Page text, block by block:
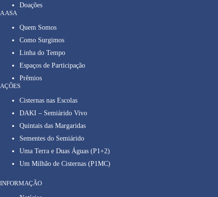
Doações
A ASA
Quem Somos
Como Surgimos
Linha do Tempo
Espaços de Participação
Prêmios
AÇÕES
Cisternas nas Escolas
DAKI – Semiárido Vivo
Quintais das Margaridas
Sementes do Semiárido
Uma Terra e Duas Águas (P1+2)
Um Milhão de Cisternas (P1MC)
INFORMAÇÃO